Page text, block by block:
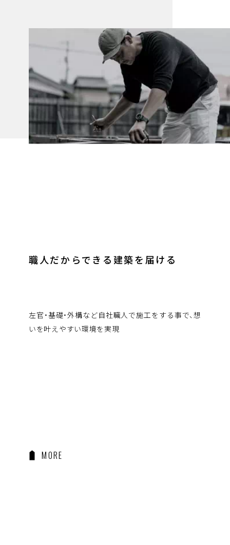
職人だからできる建築を届ける
左官・基礎・外構など自社職人で施工をする事で、想
いを叶えやすい環境を実現
MORE